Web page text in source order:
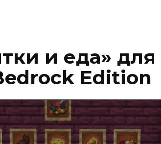
и еда» для
Edition